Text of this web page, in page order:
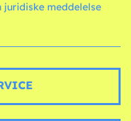
meddelelse